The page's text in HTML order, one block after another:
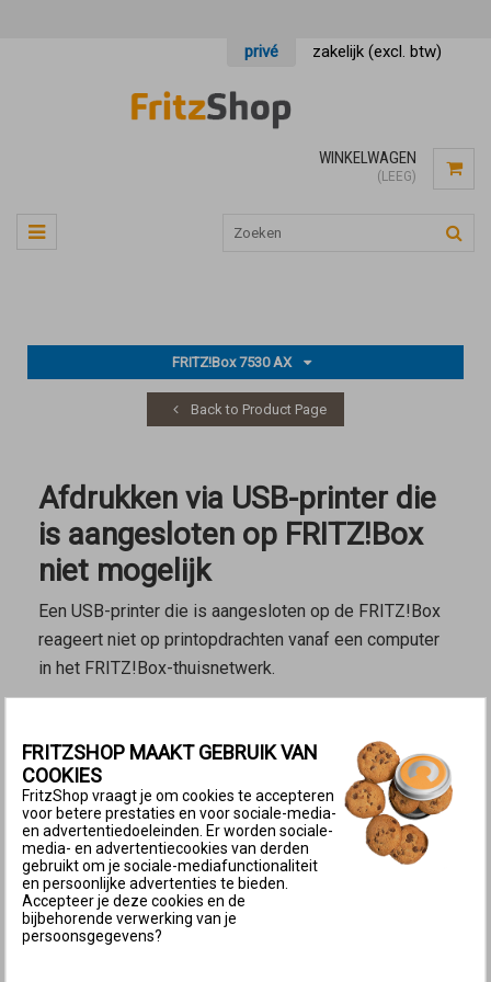
privé zakelijk (excl. btw)
WINKELWAGEN
(LEEG)
FRITZ!Box 7530 AX
Back to Product Page
Afdrukken via USB-printer die
is aangesloten op FRITZ!Box
niet mogelijk
Een USB-printer die is aangesloten op de FRITZ!Box
reageert niet op printopdrachten vanaf een computer
in het FRITZ!Box-thuisnetwerk.
Controleer de configuratie van de printer en corrigeer
deze indien nodig. De noodzakelijke stappen zijn
afhankelijk van hoe de printer is geconfigureerd:
Als je de printer hebt geconfigureerd als
netwerkprinter, voer je de stappen uit in de
handleidingUSB-printer drukt niet af niet bij gebruik
FRITZSHOP MAAKT GEBRUIK VAN
COOKIES
FritzShop vraagt je om cookies te accepteren
voor betere prestaties en voor sociale-media-
en advertentiedoeleinden. Er worden sociale-
media- en advertentiecookies van derden
gebruikt om je sociale-mediafunctionaliteit
en persoonlijke advertenties te bieden.
Accepteer je deze cookies en de
bijbehorende verwerking van je
persoonsgegevens?